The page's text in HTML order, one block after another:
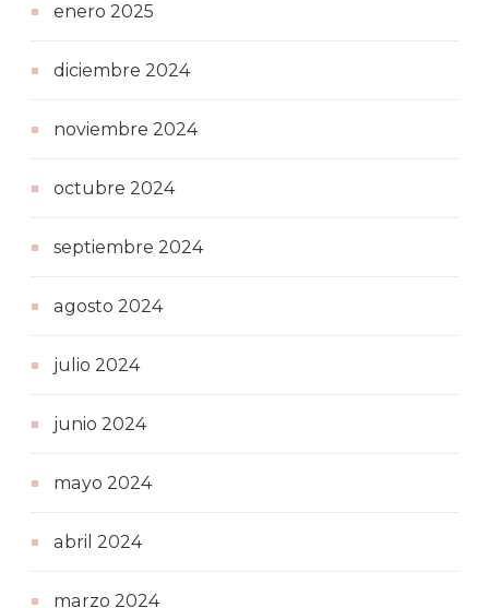
enero 2025
diciembre 2024
noviembre 2024
octubre 2024
septiembre 2024
agosto 2024
julio 2024
junio 2024
mayo 2024
abril 2024
marzo 2024